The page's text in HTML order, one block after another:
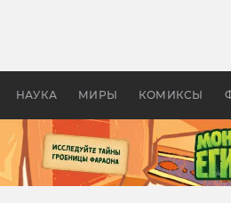
НАУКА МИРЫ КОМИКСЫ
апокалипсис, в России —